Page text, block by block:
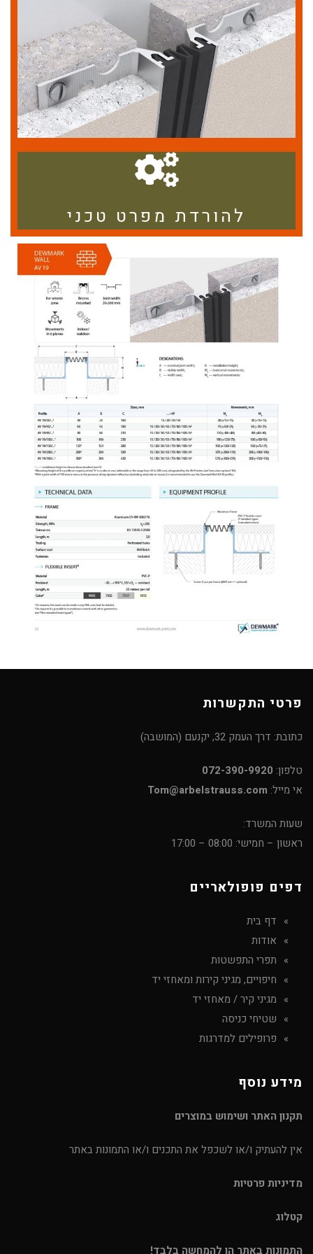
להורדת מפרט טכני
פרטי התקשרות
כתובת: דרך העמק 32, יקנעם (המושבה)
טלפון: 072-390-9920
אי מייל:
שעות המשרד:
ראשון – חמישי: 08:00 – 17:00
דפים פופולאריים
דף בית
אודות
תפרי התפשטות
חיפויים, מגיני קירות ומאחזי יד
מגיני קיר / מאחזי יד
שטיחי כניסה
פרופילים למדרגות
מידע נוסף
תקנון האתר ושימוש במוצרים
אין להעתיק ו/או לשכפל את התכנים ו/או התמונות באתר
מדיניות פרטיות
קטלוג
התמונות באתר הן להמחשה בלבד!